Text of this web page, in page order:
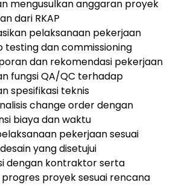
mengusulkan anggaran proyek
dari RKAP
pelaksanaan pekerjaan
testing dan commissioning
dan rekomendasi pekerjaan
fungsi QA/QC terhadap
spesifikasi teknis
change order dengan
biaya dan waktu
pekerjaan sesuai
yang disetujui
dengan kontraktor serta
proyek sesuai rencana